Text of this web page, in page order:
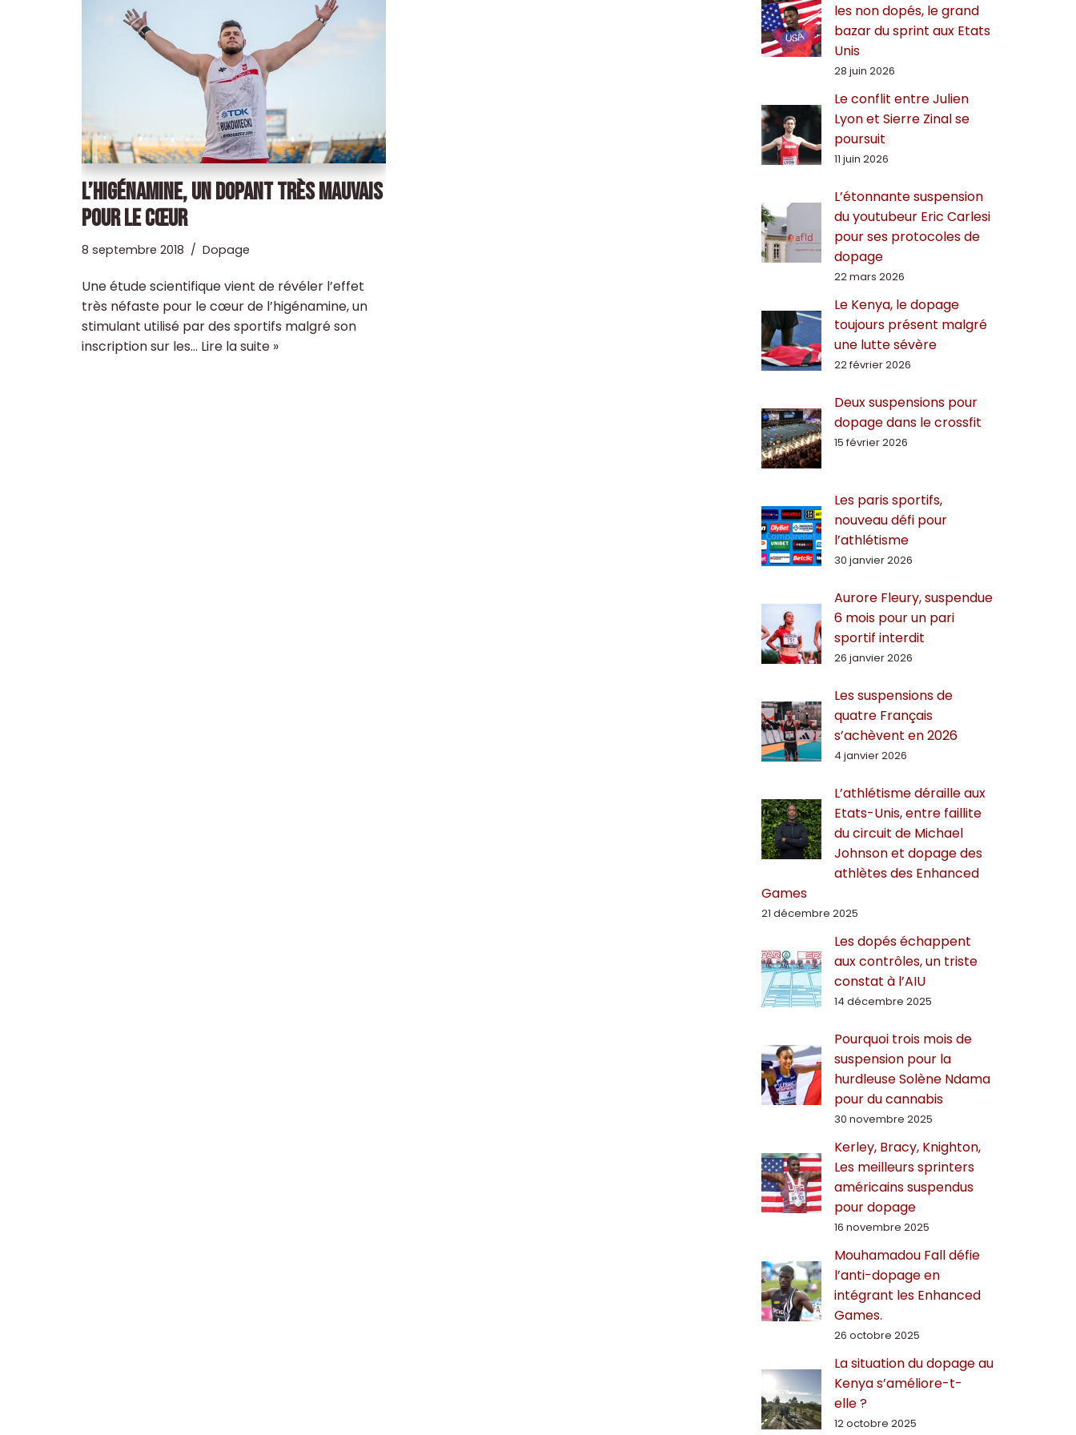
L’HIGÉNAMINE, UN DOPANT TRÈS MAUVAIS
POUR LE CŒUR
8 septembre 2018 Dopage
Une étude scientifique vient de révéler l’effet
très néfaste pour le cœur de l’higénamine, un
stimulant utilisé par des sportifs malgré son
inscription sur les… Lire la suite »
les non dopés, le grand
bazar du sprint aux Etats
Unis
28 juin 2026
Le conflit entre Julien
Lyon et Sierre Zinal se
poursuit
11 juin 2026
L’étonnante suspension
du youtubeur Eric Carlesi
pour ses protocoles de
dopage
22 mars 2026
Le Kenya, le dopage
toujours présent malgré
une lutte sévère
22 février 2026
Deux suspensions pour
dopage dans le crossfit
15 février 2026
Les paris sportifs,
nouveau défi pour
l’athlétisme
30 janvier 2026
Aurore Fleury, suspendue
6 mois pour un pari
sportif interdit
26 janvier 2026
Les suspensions de
quatre Français
s’achèvent en 2026
4 janvier 2026
L’athlétisme déraille aux
Etats-Unis, entre faillite
du circuit de Michael
Johnson et dopage des
athlètes des Enhanced
Games
21 décembre 2025
Les dopés échappent
aux contrôles, un triste
constat à l’AIU
14 décembre 2025
Pourquoi trois mois de
suspension pour la
hurdleuse Solène Ndama
pour du cannabis
30 novembre 2025
Kerley, Bracy, Knighton,
Les meilleurs sprinters
américains suspendus
pour dopage
16 novembre 2025
Mouhamadou Fall défie
l’anti-dopage en
intégrant les Enhanced
Games.
26 octobre 2025
La situation du dopage au
Kenya s’améliore-t-
elle ?
12 octobre 2025